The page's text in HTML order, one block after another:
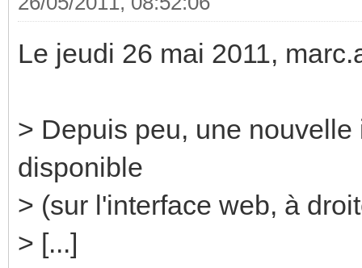
Le jeudi 26 mai 2011,
> Depuis peu, une
disponible
> (sur l'interface web, à
> [...]